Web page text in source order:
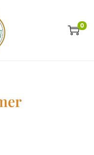
0